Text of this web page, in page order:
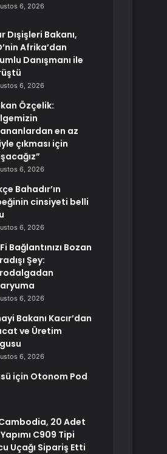
6, 2026
Dışişleri Bakanı,
Afrika’dan
Danışmanı ile
6, 2026
Özçelik:
en az
çıkması için
6, 2026
Bahadır’ın
cinsiyeti belli
6, 2026
Bağlantınızı Bozan
Şey:
6, 2026
Bakanı Kacır’dan
ve Üretim
6, 2026
için Otonom Pod
20 Adet
C909 Tipi
Uçağı Sipariş Etti